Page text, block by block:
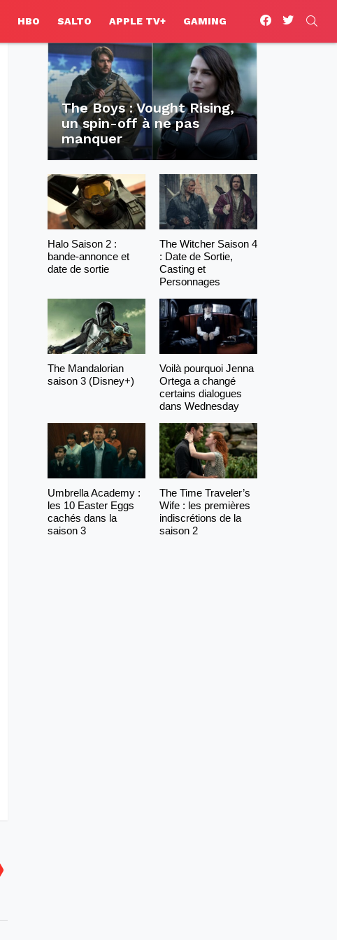
HBO SALTO APPLE TV+ GAMING
facebooktwitter
The Boys : Vought Rising,
un spin-off à ne pas
manquer
Halo Saison 2 :
bande-annonce et
date de sortie
The Witcher Saison 4
: Date de Sortie,
Casting et
Personnages
The Mandalorian
saison 3 (Disney+)
Voilà pourquoi Jenna
Ortega a changé
certains dialogues
dans Wednesday
Umbrella Academy :
les 10 Easter Eggs
cachés dans la
saison 3
The Time Traveler’s
Wife : les premières
indiscrétions de la
saison 2